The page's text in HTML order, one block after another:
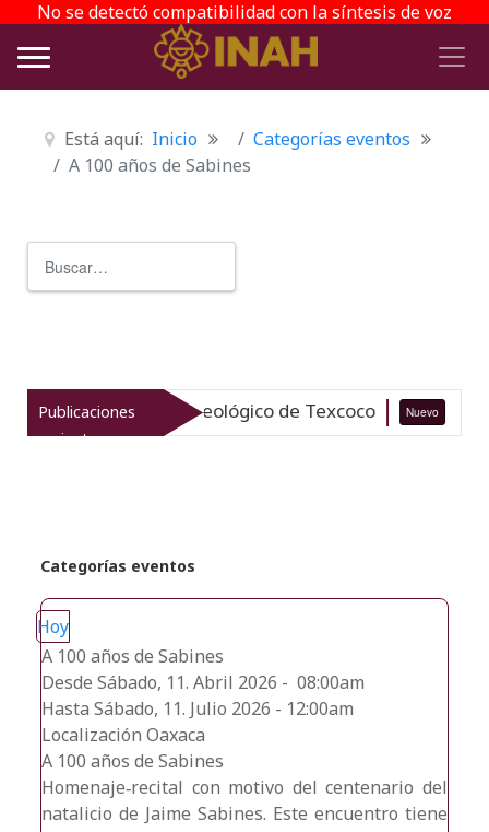
No se detectó compatibilidad con la síntesis de voz
Está aquí: Inicio
Categorías eventos
A 100 años de Sabines
Publicaciones
recientes
el patrimonio arqueológico de Texcoco Nuevo
Categorías eventos
Hoy
A 100 años de Sabines
Desde Sábado, 11. Abril 2026 - 08:00am
Hasta Sábado, 11. Julio 2026 - 12:00am
Localización Oaxaca
A 100 años de Sabines
Homenaje‑recital con motivo del centenario del
natalicio de Jaime Sabines. Este encuentro tiene